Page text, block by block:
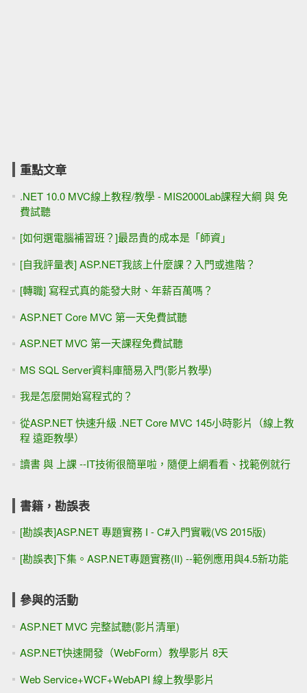
重點文章
.NET 10.0 MVC線上教程/教學 - MIS2000Lab課程大綱 與 免
費試聽
[如何選電腦補習班？]最昂貴的成本是「師資」
[自我評量表] ASP.NET我該上什麼課？入門或進階？
[轉職] 寫程式真的能發大財、年薪百萬嗎？
ASP.NET Core MVC 第一天免費試聽
ASP.NET MVC 第一天課程免費試聽
MS SQL Server資料庫簡易入門(影片教學)
我是怎麼開始寫程式的？
從ASP.NET 快速升級 .NET Core MVC 145小時影片（線上教
程 遠距教學）
讀書 與 上課 --IT技術很簡單啦，隨便上網看看、找範例就行
書籍，勘誤表
[勘誤表]ASP.NET 專題實務 I - C#入門實戰(VS 2015版)
[勘誤表]下集。ASP.NET專題實務(II) --範例應用與4.5新功能
參與的活動
ASP.NET MVC 完整試聽(影片清單)
ASP.NET快速開發（WebForm）教學影片 8天
Web Service+WCF+WebAPI 線上教學影片